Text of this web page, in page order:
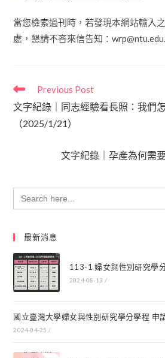
當您檢索過刊時，若發現本網站輸入
處，懇請不吝來信告知：
Previous Post
文字紀錄｜同志經驗看長照：我們
（2025/1/21）
文字紀錄｜孕產為何需
Search
for:
最新消息
113-1 婦女與性別研究學
2024-08-13 /
國立臺灣大學婦女與性別研究學分學程 申
2024-04-25 /